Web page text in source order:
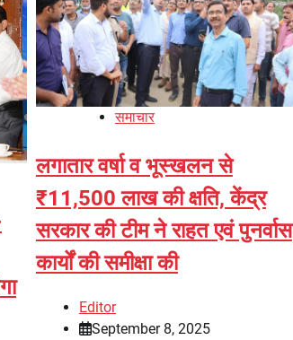
समाचार
लगातार वर्षा व भूस्खलन से
₹11,500 लाख की क्षति, केंद्र
सरकार की टीम ने राहत एवं पुनर्वास
कार्यों की समीक्षा की
Editor
September 8, 2025